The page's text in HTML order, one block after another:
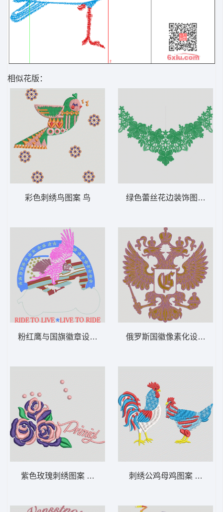
相似花版：
彩色刺绣鸟图案 鸟
粉红鹰与国旗徽章设计 鹰 摩托车 多色珠片
紫色玫瑰刺绣图案 简单花
绿色蕾丝花边装饰图案 水
俄罗斯国徽像素化设计 鹰
刺绣公鸡母鸡图案 鸡 公鸡